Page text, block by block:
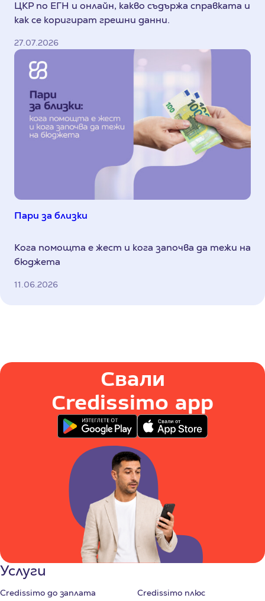
ЦКР по ЕГН и онлайн, какво съдържа справката и
как се коригират грешни данни.
27.07.2026
Пари за близки
Кога помощта е жест и кога започва да тежи на
бюджета
11.06.2026
Свали
Credissimo app
Услуги
Credissimo до заплата
Credissimo плюс